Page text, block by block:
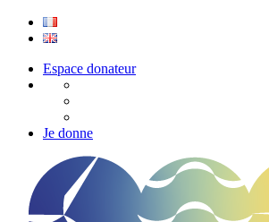
Espace donateur
Je donne